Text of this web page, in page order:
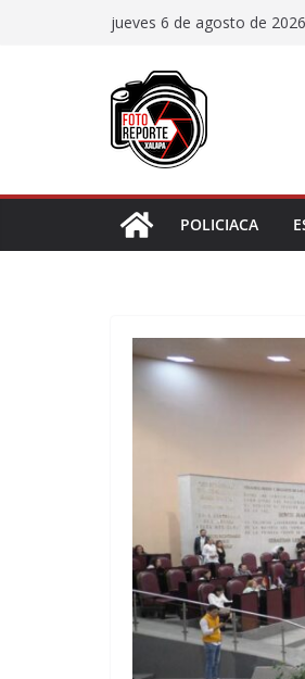
jueves 6 de agosto de 2026
POLICIACA